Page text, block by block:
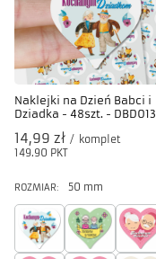
Naklejki na Dzień Babci i
Dziadka - 48szt. - DBD013
14,99 zł / komplet
149.90 PKT
ROZMIAR: 50 mm